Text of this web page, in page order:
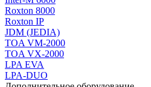
Roxton 8000
Roxton IP
JDM (JEDIA)
TOA VM-2000
TOA VX-2000
LPA EVA
LPA-DUO